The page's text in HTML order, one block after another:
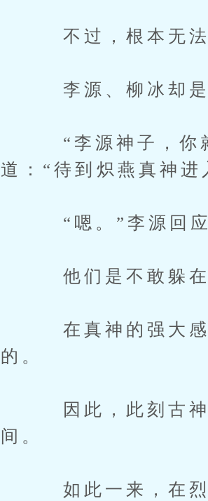
不过，根本无法影
李源、柳冰却是
“李源神子，你就
道：“待到炽燕真神
“嗯。”李源回应，
他们是不敢躲在
在真神的强大感知
的。
因此，此刻古神宫
间。
如此一来，在烈擎